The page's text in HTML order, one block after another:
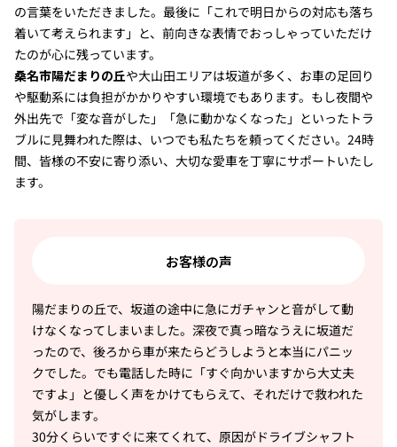
の言葉をいただきました。最後に「これで明日からの対応も落ち
着いて考えられます」と、前向きな表情でおっしゃっていただけ
たのが心に残っています。
桑名市陽だまりの丘や大山田エリアは坂道が多く、お車の足回り
や駆動系には負担がかかりやすい環境でもあります。もし夜間や
外出先で「変な音がした」「急に動かなくなった」といったトラ
ブルに見舞われた際は、いつでも私たちを頼ってください。24時
間、皆様の不安に寄り添い、大切な愛車を丁寧にサポートいたし
ます。
お客様の声
陽だまりの丘で、坂道の途中に急にガチャンと音がして動
けなくなってしまいました。深夜で真っ暗なうえに坂道だ
ったので、後ろから車が来たらどうしようと本当にパニッ
クでした。でも電話した時に「すぐ向かいますから大丈夫
ですよ」と優しく声をかけてもらえて、それだけで救われた
気がします。
30分くらいですぐに来てくれて、原因がドライブシャフト